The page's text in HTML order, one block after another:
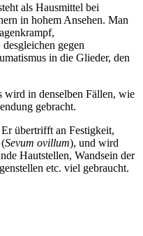
als Hausmittel bei
in hohem Ansehen. Man
gegen
in die Glieder, den
wird in denselben Fällen, wie
gebracht.
übertrifft an Festigkeit,
Sevum ovillum), und wird
Hautstellen, Wandsein der
etc. viel gebraucht.